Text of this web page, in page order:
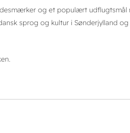
og et populært
sprog og kultur i Sønderjylland